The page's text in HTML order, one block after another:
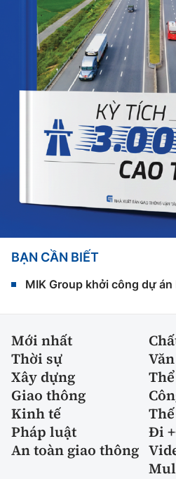
BẠN CẦN BIẾT
MIK Group khởi công dự án
Mới nhất
Thời sự
Xây dựng
Giao thông
Kinh tế
Pháp luật
Đi
An toàn giao thông